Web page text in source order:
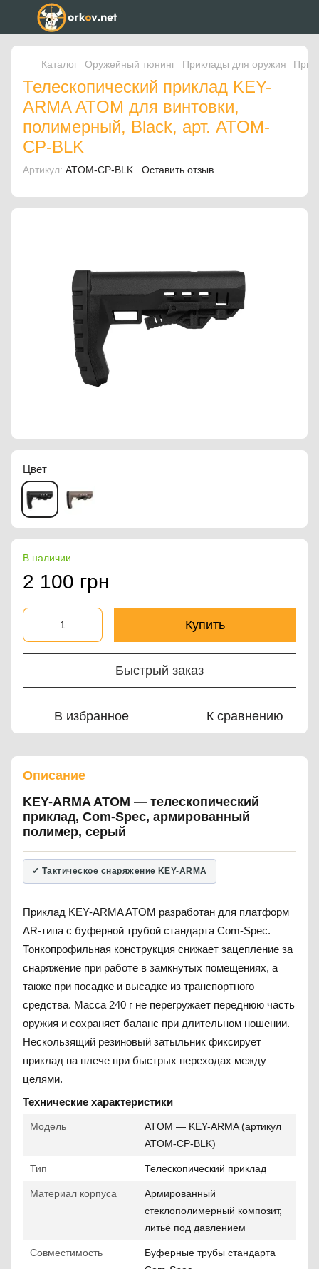
Каталог Оружейный тюнинг Приклады для оружия
Телескопический приклад KEY-
ARMA ATOM для винтовки,
полимерный, Black, арт. ATOM-
CP-BLK
Артикул: ATOM-CP-BLK Оставить отзыв
Цвет
В наличии
2 100 грн
Купить
Быстрый заказ
В избранное К сравнению
Описание
KEY-ARMA ATOM — телескопический
приклад, Com-Spec, армированный
полимер, серый
✓ Тактическое снаряжение KEY-ARMA
Приклад KEY-ARMA ATOM разработан для платформ
AR-типа с буферной трубой стандарта Com-Spec.
Тонкопрофильная конструкция снижает зацепление за
снаряжение при работе в замкнутых помещениях, а
также при посадке и высадке из транспортного
средства. Масса 240 г не перегружает переднюю часть
оружия и сохраняет баланс при длительном ношении.
Нескользящий резиновый затыльник фиксирует
приклад на плече при быстрых переходах между
целями.
Технические характеристики
Модель
ATOM — KEY-ARMA (артикул
ATOM-CP-BLK)
Тип Телескопический приклад
Материал корпуса
Армированный
стеклополимерный композит,
литьё под давлением
Совместимость
Буферные трубы стандарта